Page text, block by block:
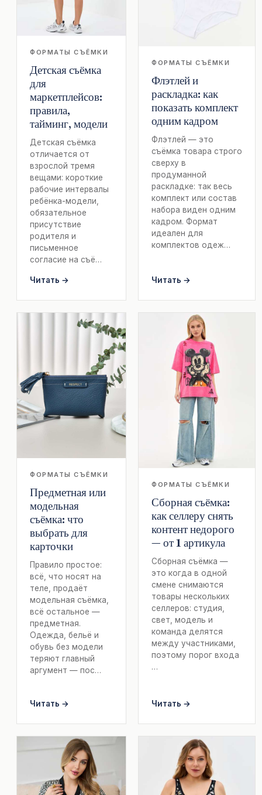
ФОРМАТЫ СЪЁМКИ
Детская съёмка
для
маркетплейсов:
правила,
тайминг, модели
Детская съёмка
отличается от
взрослой тремя
вещами: короткие
рабочие интервалы
ребёнка-модели,
обязательное
присутствие
родителя и
письменное
согласие на съё…
Читать →
ФОРМАТЫ СЪЁМКИ
Флэтлей и
раскладка: как
показать комплект
одним кадром
Флэтлей — это
съёмка товара строго
сверху в
продуманной
раскладке: так весь
комплект или состав
набора виден одним
кадром. Формат
идеален для
комплектов одеж…
Читать →
ФОРМАТЫ СЪЁМКИ
Предметная или
модельная
съёмка: что
выбрать для
карточки
Правило простое:
всё, что носят на
теле, продаёт
модельная съёмка,
всё остальное —
предметная.
Одежда, бельё и
обувь без модели
теряют главный
аргумент — пос…
Читать →
ФОРМАТЫ СЪЁМКИ
Сборная съёмка:
как селлеру снять
контент недорого
— от 1 артикула
Сборная съёмка —
это когда в одной
смене снимаются
товары нескольких
селлеров: студия,
свет, модель и
команда делятся
между участниками,
поэтому порог входа
…
Читать →